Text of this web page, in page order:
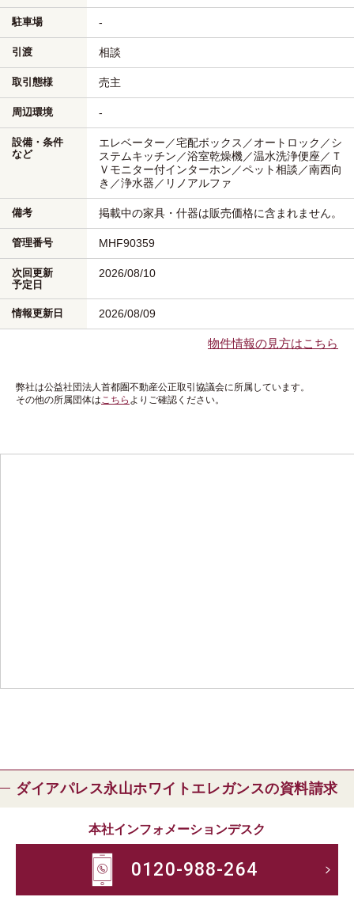
駐車場 -
引渡 相談
取引態様 売主
周辺環境 -
設備・条件
など
エレベーター／宅配ボックス／オートロック／シ
ステムキッチン／浴室乾燥機／温水洗浄便座／Ｔ
Ｖモニター付インターホン／ペット相談／南西向
き／浄水器／リノアルファ
備考 掲載中の家具・什器は販売価格に含まれません。
管理番号 MHF90359
次回更新
予定日
2026/08/10
情報更新日 2026/08/09
物件情報の見方はこちら
弊社は公益社団法人首都圏不動産公正取引協議会に所属しています。
その他の所属団体はこちら よりご確認ください。
ダイアパレス永山ホワイトエレガンスの資料請求
本社インフォメーションデスク
0120-988-264